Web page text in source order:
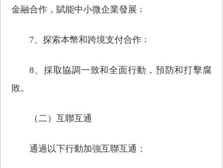
金融合作，賦能中小微企業發展﹔
7、探索本幣和跨境支付合作﹔
8、採取協調一致和全面行動，預防和打擊腐
敗。
（二）互聯互通
通過以下行動加強互聯互通：